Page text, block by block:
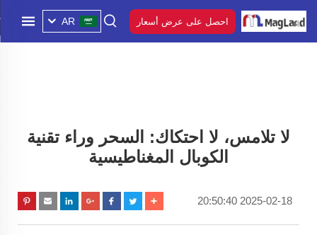
احصل على عرض أسعار AR
لا تلامس، لا احتكاك: السحر وراء تقنية
الكوبال المغناطيسية
2025-02-18 20:50:40